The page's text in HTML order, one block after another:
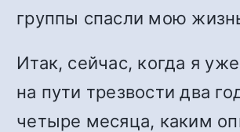
группы спасли мою
Итак, сейчас, когда я
на пути трезвости два
четыре месяца, каким